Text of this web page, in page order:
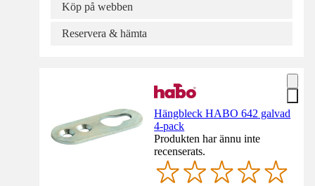
Köp på webben
Reservera & hämta
Hängbleck HABO 642 galvad
4-pack
Produkten har ännu inte
recenserats.